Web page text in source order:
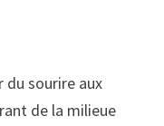
sourire aux
de la milieue